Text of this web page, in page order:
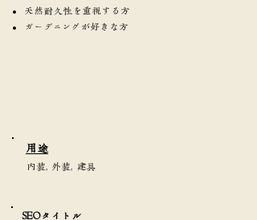
天然耐久性を重視する方
ガーデニングが好きな方
​用途
内装, 外装, 建具
SEOタイトル​